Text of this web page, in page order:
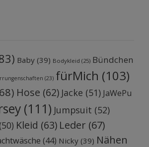
Baby (39) Bodykleid (25) Bündchen
(23) fürMich (103)
Hose (62) Jacke (51) JaWePu
(111) Jumpsuit (52)
Kleid (63) Leder (67)
(44) Nicky (39) Nähen